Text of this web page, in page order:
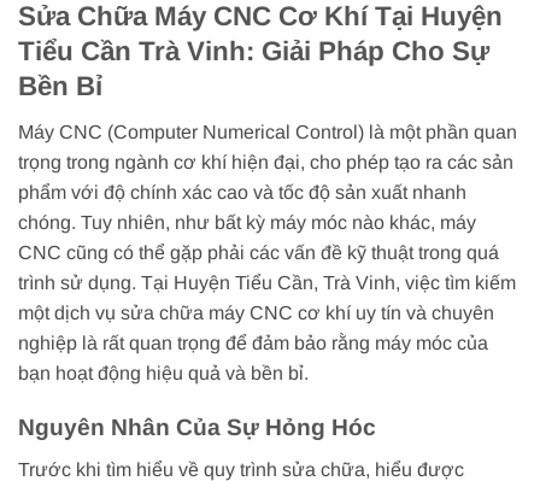
Sửa Chữa Máy CNC Cơ Khí Tại Huyện
Tiểu Cần Trà Vinh: Giải Pháp Cho Sự
Bền Bỉ
Máy CNC (Computer Numerical Control) là một phần quan
trọng trong ngành cơ khí hiện đại, cho phép tạo ra các sản
phẩm với độ chính xác cao và tốc độ sản xuất nhanh
chóng. Tuy nhiên, như bất kỳ máy móc nào khác, máy
CNC cũng có thể gặp phải các vấn đề kỹ thuật trong quá
trình sử dụng. Tại Huyện Tiểu Cần, Trà Vinh, việc tìm kiếm
một dịch vụ sửa chữa máy CNC cơ khí uy tín và chuyên
nghiệp là rất quan trọng để đảm bảo rằng máy móc của
bạn hoạt động hiệu quả và bền bỉ.
Nguyên Nhân Của Sự Hỏng Hóc
Trước khi tìm hiểu về quy trình sửa chữa, hiểu được